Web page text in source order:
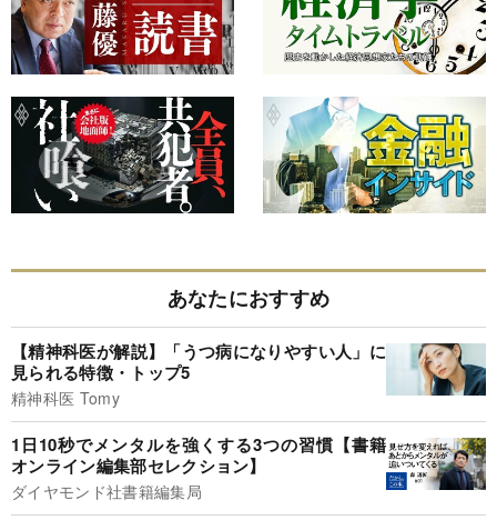
あなたにおすすめ
【精神科医が解説】「うつ病になりやすい人」に
見られる特徴・トップ5
精神科医 Tomy
1日10秒でメンタルを強くする3つの習慣【書籍
オンライン編集部セレクション】
ダイヤモンド社書籍編集局